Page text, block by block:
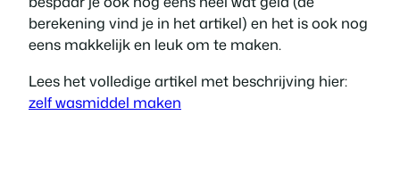
berekening vind je in het artikel) en het is ook nog
eens makkelijk en leuk om te maken.
Lees het volledige artikel met beschrijving hier:
zelf wasmiddel maken